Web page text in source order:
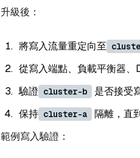
升級後：
將寫入流量重定向至
從寫入端點、負載平衡器
驗證 cluster-b
是否接受
保持 cluster-a
隔離，直
範例寫入驗證：